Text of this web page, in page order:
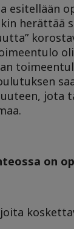
esitellään
herättää
jota
on